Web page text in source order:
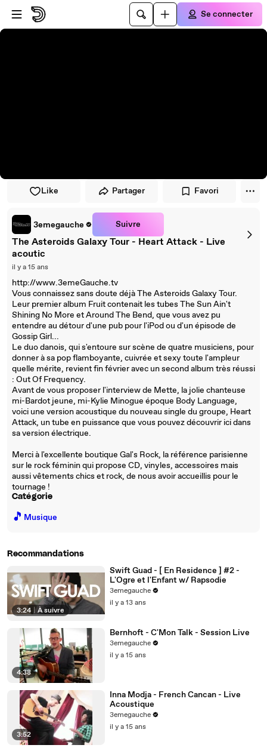
Passer au player
Passer au contenu principal
Se connecter
Like Partager Favori
3emegauche Suivre
The Asteroids Galaxy Tour - Heart Attack - Live
acoutic
il y a 15 ans
http://www.3emeGauche.tv
Vous connaissez sans doute déjà The Asteroids Galaxy Tour.
Leur premier album Fruit contenait les tubes The Sun Ain't
Shining No More et Around The Bend, que vous avez pu
entendre au détour d'une pub pour l'iPod ou d'un épisode de
Gossip Girl...
Le duo danois, qui s'entoure sur scène de quatre musiciens, pour
donner à sa pop flamboyante, cuivrée et sexy toute l'ampleur
quelle mérite, revient fin février avec un second album très réussi
: Out Of Frequency.
Avant de vous proposer l'interview de Mette, la jolie chanteuse
mi-Bardot jeune, mi-Kylie Minogue époque Body Language,
voici une version acoustique du nouveau single du groupe, Heart
Attack, un tube en puissance que vous pouvez découvrir ici dans
sa version électrique.
Merci à l'excellente boutique Gal's Rock, la référence parisienne
sur le rock féminin qui propose CD, vinyles, accessoires mais
aussi vêtements chics et rock, de nous avoir accueillis pour le
tournage !
Catégorie
🎵 Musique
Recommandations
3:24 | À suivre
Swift Guad - [ En Residence ] #2 -
L'Ogre et l'Enfant w/ Rapsodie
3emegauche
il y a 13 ans
4:38
Bernhoft - C'Mon Talk - Session Live
3emegauche
il y a 15 ans
3:52
Inna Modja - French Cancan - Live
Acoustique
3emegauche
il y a 15 ans